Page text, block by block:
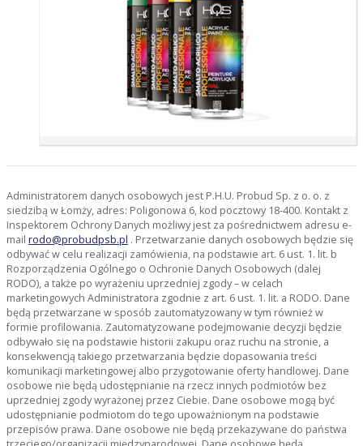
Administratorem danych osobowych jest P.H.U. Probud Sp. z o. o. z
siedzibą w Łomży, adres: Poligonowa 6, kod pocztowy 18-400. Kontakt z
Inspektorem Ochrony Danych możliwy jest za pośrednictwem adresu e-
mail rodo@probudpsb.pl . Przetwarzanie danych osobowych będzie się
odbywać w celu realizacji zamówienia, na podstawie art. 6 ust. 1. lit. b
Rozporządzenia Ogólnego o Ochronie Danych Osobowych (dalej
RODO), a także po wyrażeniu uprzedniej zgody – w celach
marketingowych Administratora zgodnie z art. 6 ust. 1. lit. a RODO. Dane
będą przetwarzane w sposób zautomatyzowany w tym również w
formie profilowania. Zautomatyzowane podejmowanie decyzji będzie
odbywało się na podstawie historii zakupu oraz ruchu na stronie, a
konsekwencją takiego przetwarzania będzie dopasowania treści
komunikacji marketingowej albo przygotowanie oferty handlowej. Dane
osobowe nie będą udostępnianie na rzecz innych podmiotów bez
uprzedniej zgody wyrażonej przez Ciebie. Dane osobowe mogą być
udostępnianie podmiotom do tego upoważnionym na podstawie
przepisów prawa. Dane osobowe nie będą przekazywane do państwa